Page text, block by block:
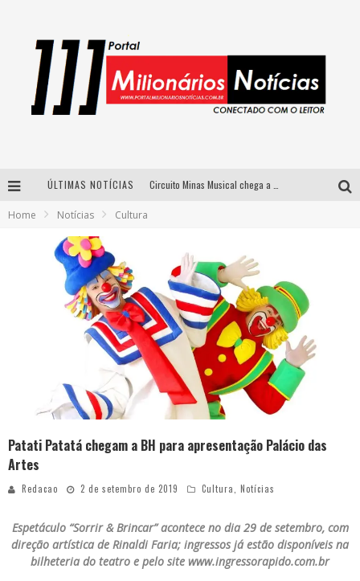
ÚLTIMAS NOTÍCIAS
Yan traz a turnê nacional do PagodYANdo para Belo Horizonte
Home Notícias Cultura
Patati Patatá chegam a BH para apresentação Palácio das
Artes
Redacao 2 de setembro de 2019 Cultura, Notícias
Espetáculo “Sorrir & Brincar” acontece no dia 29 de setembro, com
direção artística de Rinaldi Faria; ingressos já estão disponíveis na
bilheteria do teatro e pelo site www.ingressorapido.com.br